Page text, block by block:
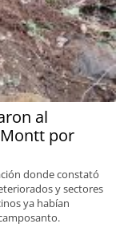
al
por
donde constató
y sectores
ya habían